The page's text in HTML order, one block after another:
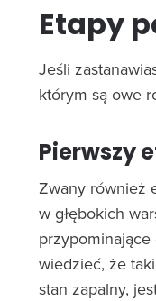
Etapy
Jeśli
którym są owe
Pierwszy
Zwany również
w głębokich
wiedzieć, że
stan zapalny,